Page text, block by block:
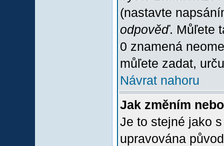
(nastavte
odpověď. Můľete
0 znamená
můľete zadat,
Návrat nahoru
Jak změním
Je to stejné jako
upravována